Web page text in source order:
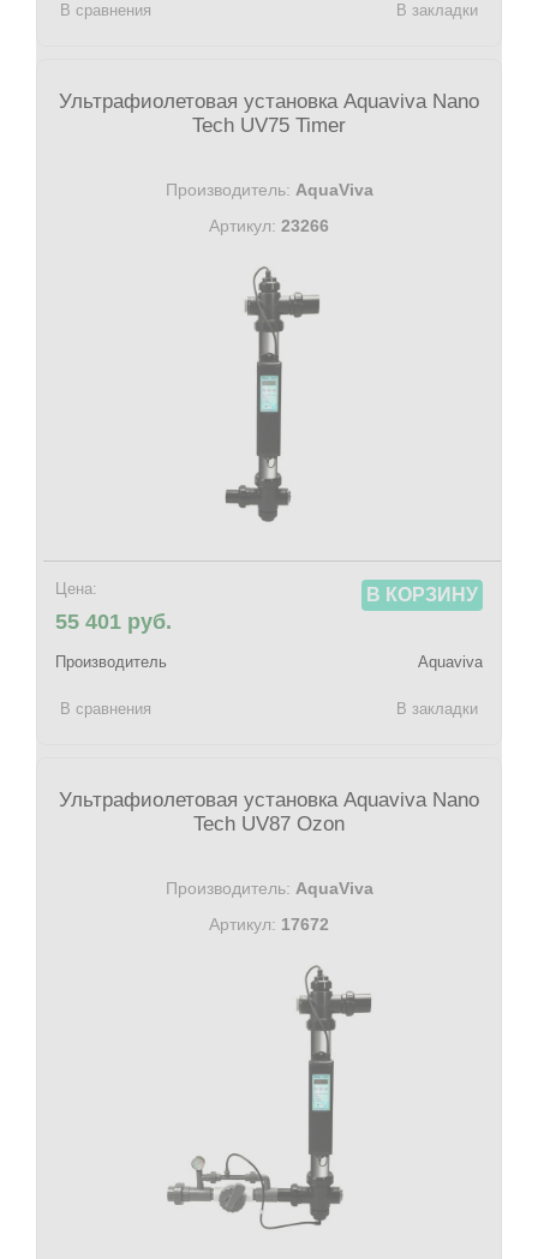
В сравнения В закладки
Ультрафиолетовая установка Aquaviva Nano
Tech UV75 Timer
Производитель: AquaViva
Артикул: 23266
Цена:
55 401 руб.
В КОРЗИНУ
Производитель Aquaviva
В сравнения В закладки
Ультрафиолетовая установка Aquaviva Nano
Tech UV87 Ozon
Производитель: AquaViva
Артикул: 17672